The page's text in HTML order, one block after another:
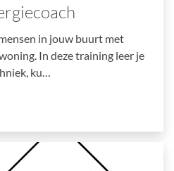
in jouw buurt met
In deze training leer je
ku…